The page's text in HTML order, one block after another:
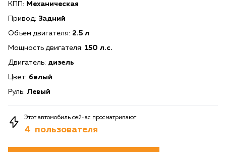
КПП: Механическая
Привод: Задний
Объем двигателя: 2.5 л
Мощность двигателя: 150 л.с.
Двигатель: дизель
Цвет: белый
Руль: Левый
Этот автомобиль сейчас просматривают
4 пользователя